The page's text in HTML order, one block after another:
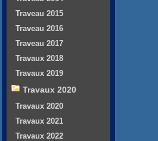
Traveau 2015
Traveau 2016
Traveau 2017
Travaux 2018
Travaux 2019
Travaux 2020
Travaux 2020
Travaux 2021
Travaux 2022